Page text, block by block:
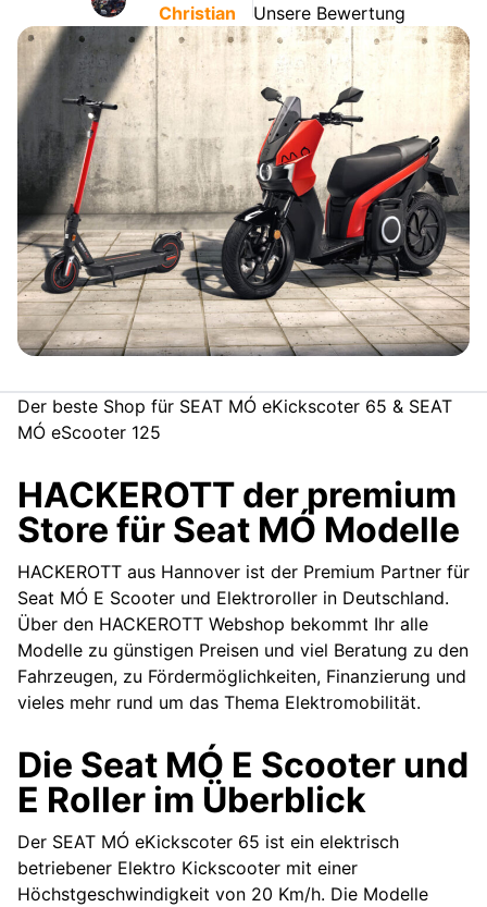
Christian
Unsere Bewertung
Der beste Shop für SEAT MÓ eKickscoter 65 & SEAT
MÓ eScooter 125
HACKEROTT der premium
Store für Seat MÓ Modelle
HACKEROTT aus Hannover ist der Premium Partner für
Seat MÓ E Scooter und Elektroroller in Deutschland.
Über den HACKEROTT Webshop bekommt Ihr alle
Modelle zu günstigen Preisen und viel Beratung zu den
Fahrzeugen, zu Fördermöglichkeiten, Finanzierung und
vieles mehr rund um das Thema Elektromobilität.
Die Seat MÓ E Scooter und
E Roller im Überblick
Der SEAT MÓ eKickscoter 65 ist ein elektrisch
betriebener Elektro Kickscooter mit einer
Höchstgeschwindigkeit von 20 Km/h. Die Modelle